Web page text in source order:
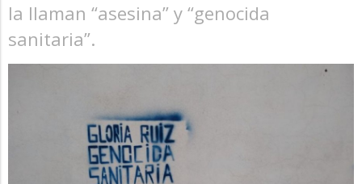
la llaman “asesina” y “genocida
sanitaria”.